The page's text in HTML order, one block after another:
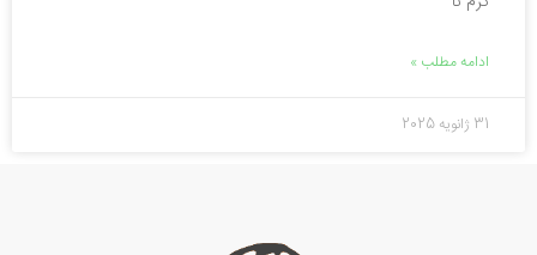
ادامه مطلب »
31 ژانویه 2025